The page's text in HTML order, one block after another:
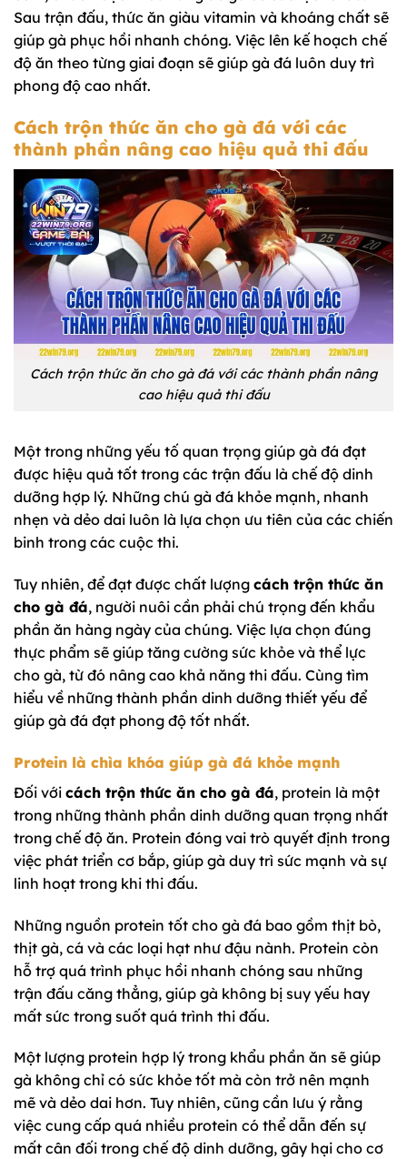
Sau trận đấu, thức ăn giàu vitamin và khoáng chất sẽ
giúp gà phục hồi nhanh chóng. Việc lên kế hoạch chế
độ ăn theo từng giai đoạn sẽ giúp gà đá luôn duy trì
phong độ cao nhất.
Cách trộn thức ăn cho gà đá với các
thành phần nâng cao hiệu quả thi đấu
Cách trộn thức ăn cho gà đá với các thành phần nâng
cao hiệu quả thi đấu
Một trong những yếu tố quan trọng giúp gà đá đạt
được hiệu quả tốt trong các trận đấu là chế độ dinh
dưỡng hợp lý. Những chú gà đá khỏe mạnh, nhanh
nhẹn và dẻo dai luôn là lựa chọn ưu tiên của các chiến
binh trong các cuộc thi.
Tuy nhiên, để đạt được chất lượng cách trộn thức ăn
cho gà đá, người nuôi cần phải chú trọng đến khẩu
phần ăn hàng ngày của chúng. Việc lựa chọn đúng
thực phẩm sẽ giúp tăng cường sức khỏe và thể lực
cho gà, từ đó nâng cao khả năng thi đấu. Cùng tìm
hiểu về những thành phần dinh dưỡng thiết yếu để
giúp gà đá đạt phong độ tốt nhất.
Protein là chìa khóa giúp gà đá khỏe mạnh
Đối với cách trộn thức ăn cho gà đá, protein là một
trong những thành phần dinh dưỡng quan trọng nhất
trong chế độ ăn. Protein đóng vai trò quyết định trong
việc phát triển cơ bắp, giúp gà duy trì sức mạnh và sự
linh hoạt trong khi thi đấu.
Những nguồn protein tốt cho gà đá bao gồm thịt bò,
thịt gà, cá và các loại hạt như đậu nành. Protein còn
hỗ trợ quá trình phục hồi nhanh chóng sau những
trận đấu căng thẳng, giúp gà không bị suy yếu hay
mất sức trong suốt quá trình thi đấu.
Một lượng protein hợp lý trong khẩu phần ăn sẽ giúp
gà không chỉ có sức khỏe tốt mà còn trở nên mạnh
mẽ và dẻo dai hơn. Tuy nhiên, cũng cần lưu ý rằng
việc cung cấp quá nhiều protein có thể dẫn đến sự
mất cân đối trong chế độ dinh dưỡng, gây hại cho cơ